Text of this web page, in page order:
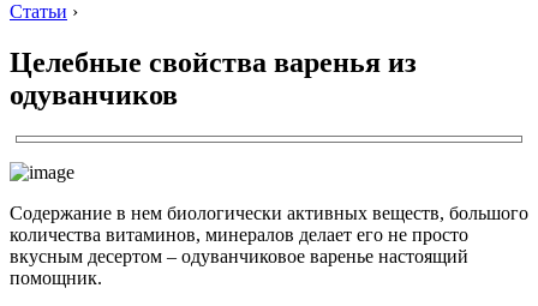
Статьи ›
Целебные свойства варенья из
одуванчиков
Содержание в нем биологически активных веществ, большого
количества витаминов, минералов делает его не просто
вкусным десертом – одуванчиковое варенье настоящий
помощник.